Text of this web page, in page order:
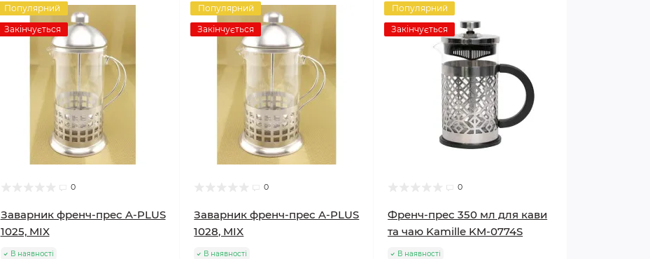
Популярний
Закінчується
0
Заварник френч-прес A-PLUS
1025, MIX
В наявності
Популярний
Закінчується
0
Заварник френч-прес A-PLUS
1028, MIX
В наявності
Популярний
Закінчується
0
Френч-прес 350 мл для кави
та чаю Kamille KM-0774S
В наявності